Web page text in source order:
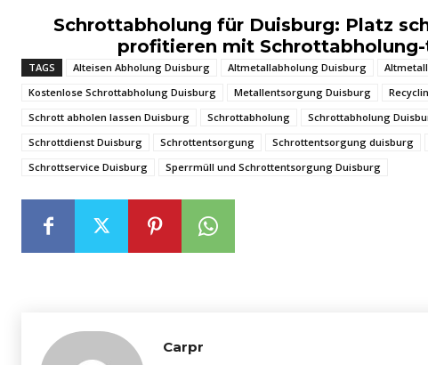
Schrottabholung für Duisburg: Platz
profitieren mit
TAGS Alteisen Abholung Duisburg Altmetallabholung Duisburg
Kostenlose Schrottabholung Duisburg
Metallentsorgung Duisburg
Schrott abholen lassen Duisburg
Schrottabholung Schrottabholung
Schrottdienst Duisburg
Schrottentsorgung Schrottentsorgung duisburg
Schrottservice Duisburg
Sperrmüll und Schrottentsorgung Duisburg
Carpr